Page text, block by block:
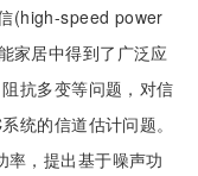
(high-speed power
家居中得到了广泛应
抗多变等问题，对信
统的信道估计问题。
率，提出基于噪声功